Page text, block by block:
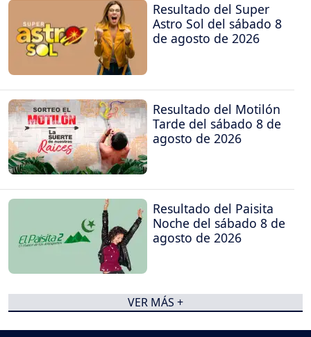
Resultado del Super
Astro Sol del sábado 8
de agosto de 2026
Resultado del Motilón
Tarde del sábado 8 de
agosto de 2026
Resultado del Paisita
Noche del sábado 8 de
agosto de 2026
VER MÁS +